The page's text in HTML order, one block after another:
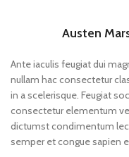
Austen
Ante iaculis feugiat dui
nullam hac consectetur
in a scelerisque. Feugiat
consectetur elementum
dictumst condimentum
semper et congue sapien